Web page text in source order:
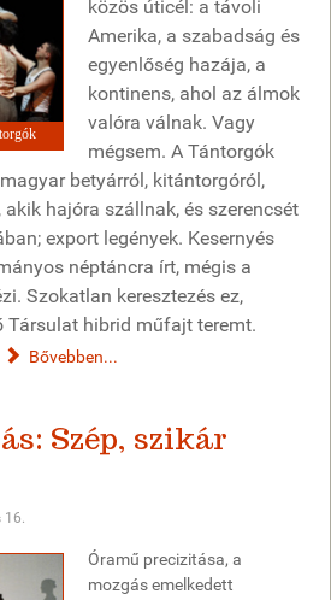
közös úticél: a távoli
Amerika, a szabadság és
egyenlőség hazája, a
kontinens, ahol az álmok
valóra válnak. Vagy
mégsem. A Tántorgók
betyárról, kitántorgóról,
hajóra szállnak, és szerencsét
export legények. Kesernyés
néptáncra írt, mégis a
Szokatlan keresztezés ez,
Társulat hibrid műfajt teremt.
Bővebben...
Szép, szikár
16.
Óramű precizitása, a
mozgás emelkedett